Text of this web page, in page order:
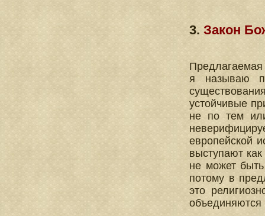
3. Закон
Предлагаемая
я называю
устойчивые
не по тем
европейской
выступают
не может
потому в
это